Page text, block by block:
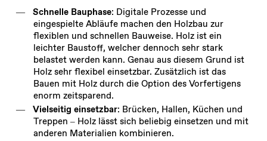
Schnelle Bauphase: Digitale Prozesse und
eingespielte Abläufe machen den Holzbau zur
flexiblen und schnellen Bauweise. Holz ist ein
leichter Baustoff, welcher dennoch sehr stark
belastet werden kann. Genau aus diesem Grund ist
Holz sehr flexibel einsetzbar. Zusätzlich ist das
Bauen mit Holz durch die Option des Vorfertigens
enorm zeitsparend.
Vielseitig einsetzbar: Brücken, Hallen, Küchen und
Treppen – Holz lässt sich beliebig einsetzen und mit
anderen Materialien kombinieren.